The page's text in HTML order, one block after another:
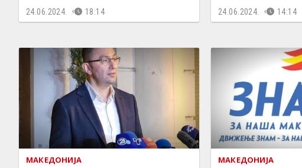
24.06.2024. 18:14 24.06.2024. 14:14
МАКЕДОНИЈА МАКЕДОНИЈА